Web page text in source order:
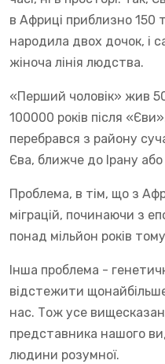
в Африці приблизно 150
народила двох дочок, і
жіноча лінія людства.
«Перший чоловік» жив
100000 років після
перебрався з району
Єва, ближче до Ірану
Проблема, в тім, що з
міграцій, починаючи з
понад мільйон років
Інша проблема -
відстежити
нас. Тож усе
представника нашого
людини розумної.